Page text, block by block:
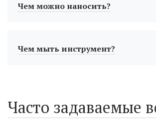
Чем можно наносить?
Чем мыть инструмент?
Часто задаваемые